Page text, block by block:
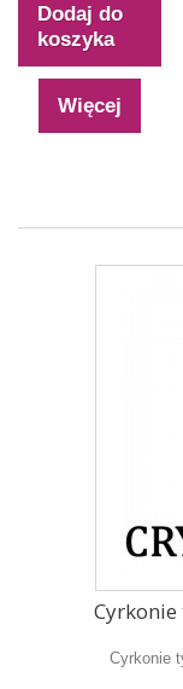
Dodaj do
koszyka
Więcej
Cyrkonie